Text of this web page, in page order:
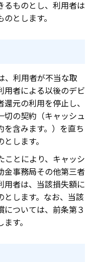
るものとし、利用者は
とします。
、利用者が不当な取
用者による以後のデビ
元の利用を停止し、
切の契約（キャッシュ
を含みます。）を直ち
します。
ことにより、キャッシ
金事務局その他第三者
用者は、当該損失額に
します。なお、当該
ついては、前条第３
す。